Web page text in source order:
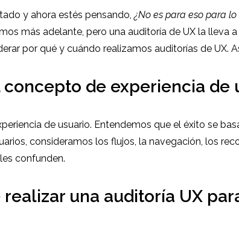
y ahora estés pensando, ¿No es para eso para
más adelante, pero una auditoría de UX la
por qué y cuándo realizamos auditorías de UX.
de experiencia de
de usuario. Entendemos que el éxito se
consideramos los flujos, la navegación, los
confunden.
una auditoría UX